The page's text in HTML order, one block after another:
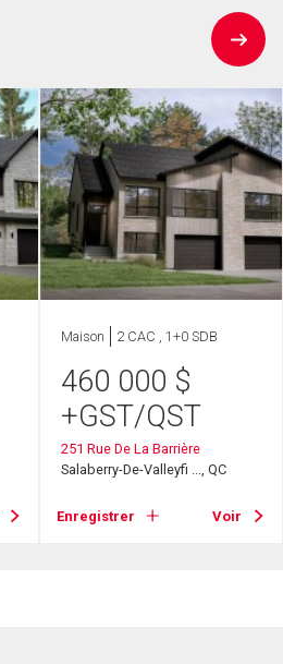
Maison 2 CAC , 1+0 SDB
460 000 $
+GST/QST
251 Rue De La Barrière
Salaberry-De-Valleyfi ..., QC
Enregistrer Voir